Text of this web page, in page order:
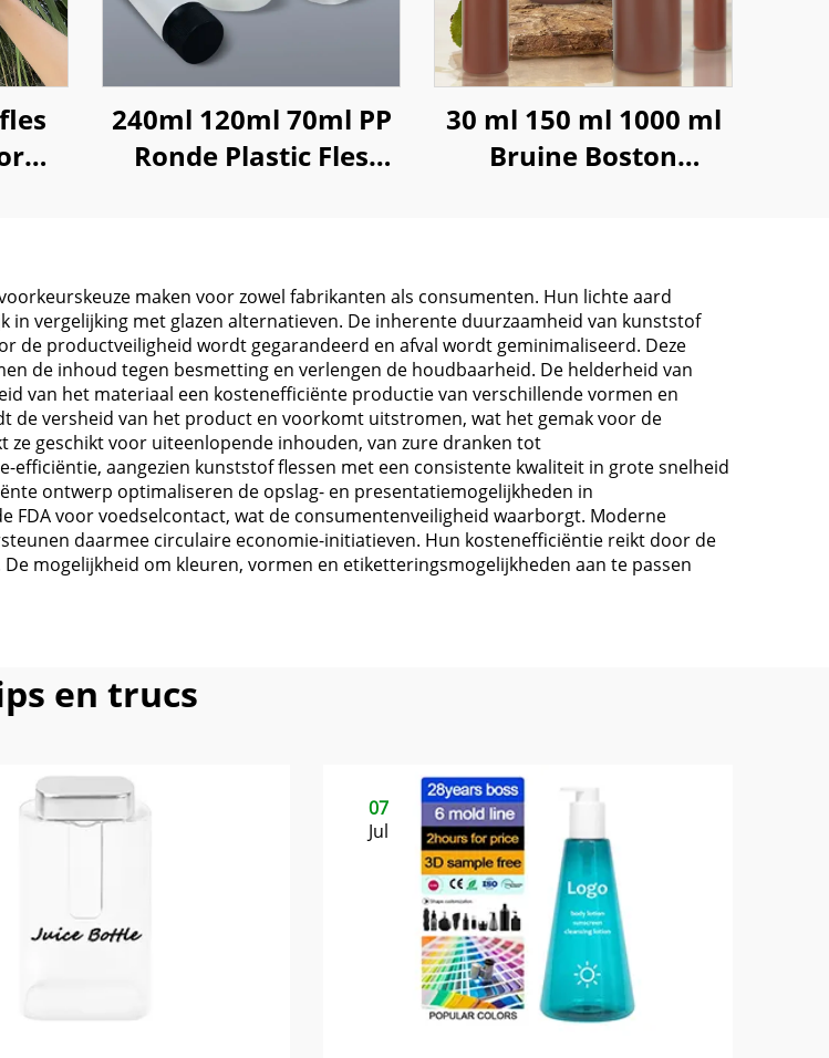
240ml 120ml 70ml PP
Ronde Plastic Fles
30 ml 150 ml 1000 ml
Bruine Boston
maken voor zowel fabrikanten als consumenten. Hun lichte aard
vergelijking met glazen alternatieven. De inherente duurzaamheid van kunststof
de productveiligheid wordt gegarandeerd en afval wordt geminimaliseerd. Deze
de inhoud tegen besmetting en verlengen de houdbaarheid. De helderheid van
van het materiaal een kostenefficiënte productie van verschillende vormen en
de versheid van het product en voorkomt uitstromen, wat het gemak voor de
geschikt voor uiteenlopende inhouden, van zure dranken tot
aangezien kunststof flessen met een consistente kwaliteit in grote snelheid
ontwerp optimaliseren de opslag- en presentatiemogelijkheden in
voor voedselcontact, wat de consumentenveiligheid waarborgt. Moderne
daarmee circulaire economie-initiatieven. Hun kostenefficiëntie reikt door de
mogelijkheid om kleuren, vormen en etiketteringsmogelijkheden aan te passen
en trucs
07
Jul